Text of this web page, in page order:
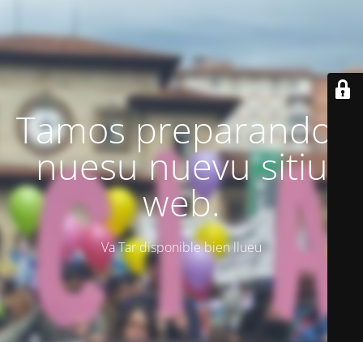
Tamos preparando'l
nuesu nuevu sitiu
web.
Va Tar disponible bien llueu